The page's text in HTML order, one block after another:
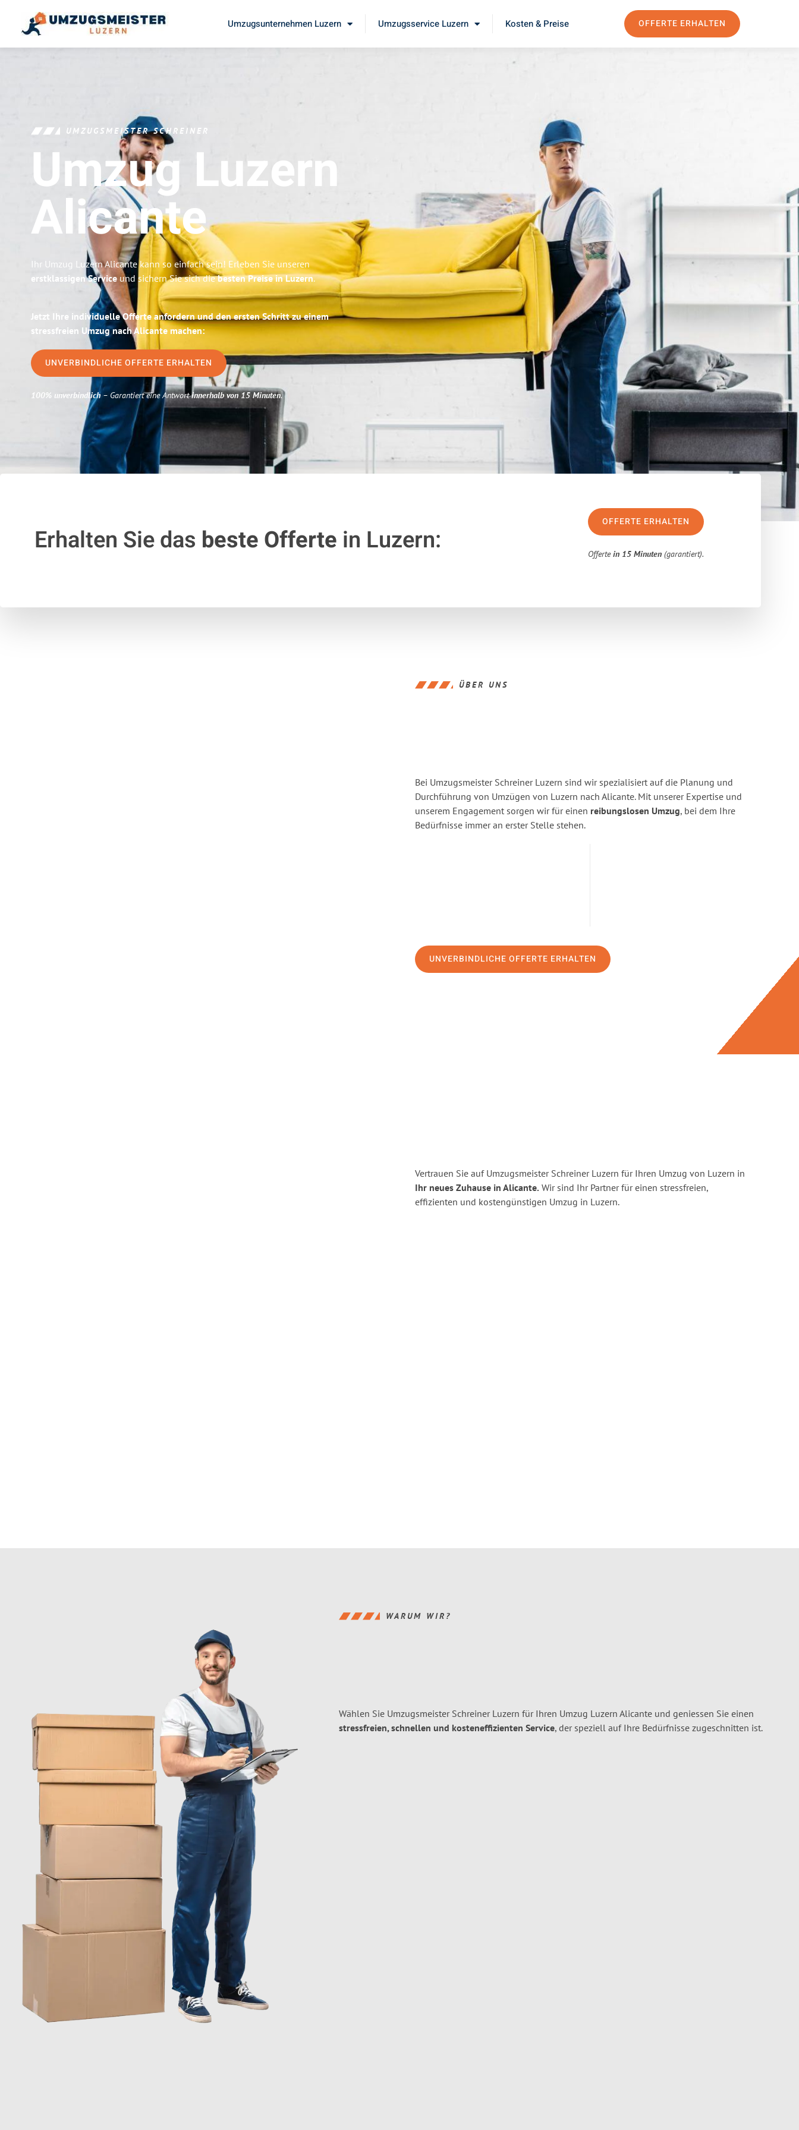
Umzugsunternehmen Luzern Umzugsservice Luzern Kosten & Preise OFFERTE ERHALTEN
UMZUGSMEISTER SCHREINER
Umzug Luzern
Alicante
Ihr Umzug Luzern Alicante kann so einfach sein! Erleben Sie unseren
erstklassigen Service und sichern Sie sich diebesten Preise in Luzern.
Jetzt Ihre individuelle Offerte anfordern und den ersten Schritt zu einem
stressfreien Umzug nach Alicante machen:
UNVERBINDLICHE OFFERTE ERHALTEN
100% unverbindlich– Garantiert eine Antwortinnerhalb von 15 Minuten.
Erhalten Sie das beste Offerte in Luzern:
OFFERTE ERHALTEN
Offertein 15 Minuten (garantiert).
ÜBER UNS
Bei Umzugsmeister Schreiner Luzern sind wir spezialisiert auf die Planung und
Durchführung von Umzügen von Luzern nach Alicante. Mit unserer Expertise und
unserem Engagement sorgen wir für einen reibungslosen Umzug, bei dem Ihre
Bedürfnisse immer an erster Stelle stehen.
UNVERBINDLICHE OFFERTE ERHALTEN
Vertrauen Sie auf Umzugsmeister Schreiner Luzern für Ihren Umzug von Luzern in
Ihr neues Zuhause in Alicante. Wir sind Ihr Partner für einen stressfreien,
effizienten und kostengünstigen Umzug in Luzern.
WARUM WIR?
Wählen Sie Umzugsmeister Schreiner Luzern für Ihren Umzug Luzern Alicante und geniessen Sie einen
stressfreien, schnellen und kosteneffizienten Service, der speziell auf Ihre Bedürfnisse zugeschnitten ist.